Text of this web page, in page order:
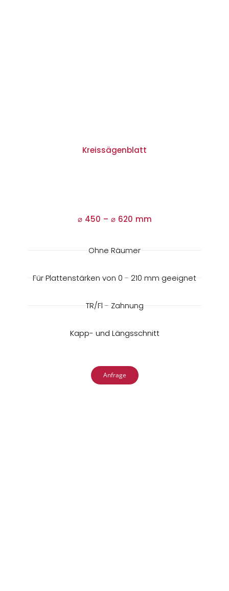
Kreissägenblatt
⌀ 450 – ⌀620 mm
Ohne Räumer
Für Plattenstärken von 0 - 210 mm geeignet
TR/Fl - Zahnung
Kapp- und Längsschnitt
Anfrage